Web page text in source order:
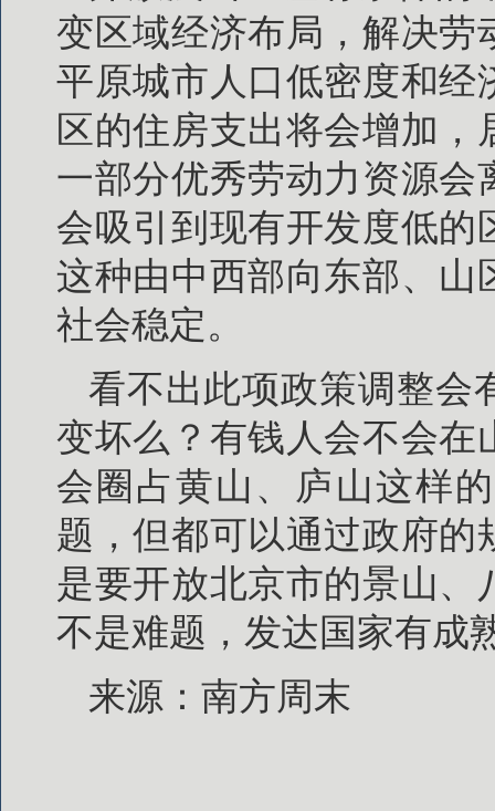
变区域经济布局，解决
平原城市人口低密度和经
区的住房支出将会增加
一部分优秀劳动力资源
会吸引到现有开发度低
这种由中西部向东部、山
社会稳定。
看不出此项政策调整会
变坏么？有钱人会不会
会圈占黄山、庐山这样
题，但都可以通过政府
是要开放北京市的景山
不是难题，发达国家有成
来源：南方周末